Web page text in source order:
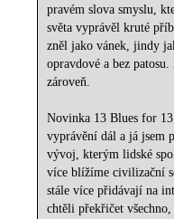
pravém slova smyslu,
světa vyprávěl kruté
zněl jako vánek, jindy
opravdové a bez
zároveň.
Novinka 13 Blues for
vyprávění dál a já jsem
vývoj, kterým lidské
více blížíme civilizační
stále více přidávají na
chtěli překřičet